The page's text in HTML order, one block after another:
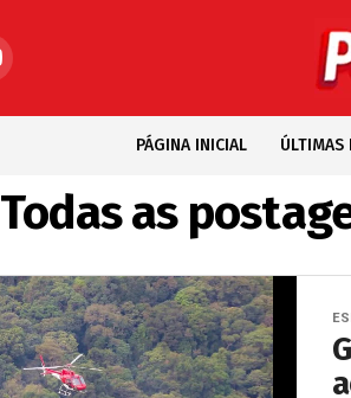
PÁGINA INICIAL ÚLTIMAS
Todas as